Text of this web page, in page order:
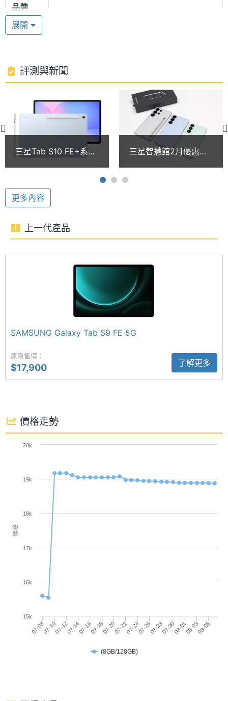
金屬質感外框，，並具備 IP68 防水防塵設計，帶來良
好的防護也同時兼具時尚簡潔的外觀質感；側邊具備
更方便快捷。
SAMSUNG Galaxy Tab S10 FE 5G 運行 Android 15
作業系統、One UI Tab 操作介面，搭載 SAMSUNG
Exynos 1580 八核心處理器，內建 8GB RAM /
128GB ROM ，並具備 microSD 卡最高 2TB 的擴
充，支援 5G + 5G 雙卡雙待（需搭配 eSIM）、Wi-Fi
6、藍牙 5.3；續航方面，配備 8,000mAh 電池，支
援超快速充電 2.0、45W 快充。 其他方面，提供個人
化居家概覽，透過 Home Insight 小工具上鳥瞰視角
升級 1,300 萬畫素主鏡頭
SAMSUNG Galaxy Tab S10 FE 5G 配備 1,300 萬畫
豐富、清晰銳利的高品質影像，無論日常拍照或紀錄
生活都得心應手。前置則搭載 1,200 萬畫素鏡頭，無
論是視訊會議還是與親友通話，都能呈現清晰自然的
數學自動計算助理
自然的手感，更讓使用者隨時隨地安心紀錄靈感，開
啟無限創作可能。支援 S Pen Creator Edition，進一
步解鎖你的創作潛能。內建數學自動計算助理，使用
S Pen 手寫輸入即可自動解出問題；另搭載手寫修正
功能，能智慧拉直線條、調整字距、對齊字母及修正
字形，讓書寫更加俐落整齊。
內建 AI 多項應用
SAMSUNG Galaxy Tab S10 FE 5G 搭配另外選購的
全新外接鍵盤上面專屬 AI Key 快速鍵，可一鍵啟動 AI
助手來即時回應並協助處理各項任務，如同隨身智慧
助理。平板本身具備 AI 多項應用，如使用「搜尋圈」
品牌
處理器
處理器
時脈
2.9+2.6+1.9 GHz
核心數
8
憶體
存空間
量
10.9 inch
解析度
主螢幕
249 ppi
主螢幕
最大亮
800 nits
主螢幕
LCD
主螢幕
更新率
90 Hz
主相機
1300 萬畫素
展開
評測與新聞
三星Tab S10 FE+系列
低價格一次看(2026.2)
三星智慧館2月優惠整
更多內容
上一代產品
SAMSUNG Galaxy Tab S9 FE 5G
原廠售價：
$17,900 了解更多
價格走勢
價格
(8GB/128GB)
07-0807-1007-1207-1407-1607-1807-2007-2207-2407-2607-2807-3008-0108-0308-05
15k
16k
17k
18k
19k
20k